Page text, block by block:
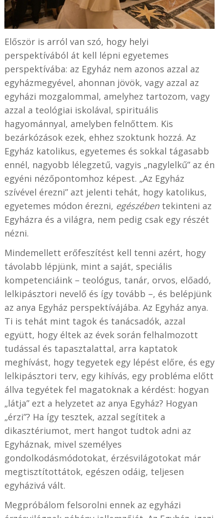
Először is arról van szó, hogy helyi
perspektívából át kell lépni egyetemes
perspektívába: az Egyház nem azonos azzal az
egyházmegyével, ahonnan jövök, vagy azzal az
egyházi mozgalommal, amelyhez tartozom, vagy
azzal a teológiai iskolával, spirituális
hagyománnyal, amelyben felnőttem. Kis
bezárkózások ezek, ehhez szoktunk hozzá. Az
Egyház katolikus, egyetemes és sokkal tágasabb
ennél, nagyobb lélegzetű, vagyis „nagylelkű” az én
egyéni nézőpontomhoz képest. „Az Egyház
szívével érezni” azt jelenti tehát, hogy katolikus,
egyetemes módon érezni, egészébentekinteni az
Egyházra és a világra, nem pedig csak egy részét
nézni.
Mindemellett erőfeszítést kell tenni azért, hogy
távolabb lépjünk, mint a saját, speciális
kompetenciáink – teológus, tanár, orvos, előadó,
lelkipásztori nevelő és így tovább –, és belépjünk
az anya Egyház perspektívájába. Az Egyház anya.
Ti is tehát mint tagok és tanácsadók, azzal
együtt, hogy éltek az évek során felhalmozott
tudással és tapasztalattal, arra kaptatok
meghívást, hogy tegyetek egy lépést előre, és egy
lelkipásztori terv, egy kihívás, egy probléma előtt
állva tegyétek fel magatoknak a kérdést: hogyan
„látja” ezt a helyzetet az anya Egyház? Hogyan
„érzi”? Ha így tesztek, azzal segítitek a
dikasztériumot, mert hangot tudtok adni az
Egyháznak, mivel személyes
gondolkodásmódotokat, érzésvilágotokat már
megtisztítottátok, egészen odáig, teljesen
egyházivá vált.
Megpróbálom felsorolni ennek az egyházi